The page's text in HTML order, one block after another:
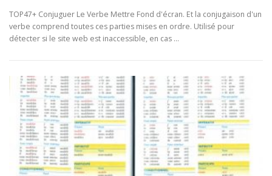
TOP47+ Conjuguer Le Verbe Mettre Fond d'écran. Et la conjugaison d'un
verbe comprend toutes ces parties mises en ordre. Utilisé pour
détecter si le site web est inaccessible, en cas …